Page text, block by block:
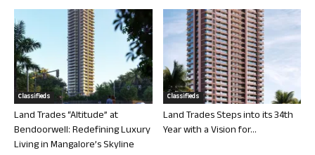
Classifieds
Land Trades “Altitude” at
Bendoorwell: Redefining Luxury
Living in Mangalore’s Skyline
Classifieds
Land Trades Steps into its 34th
Year with a Vision for...